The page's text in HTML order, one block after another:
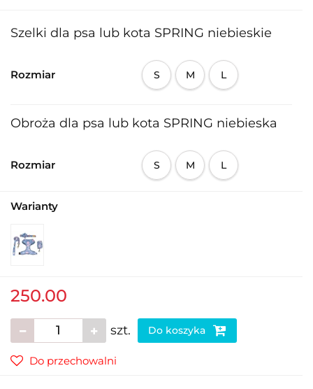
Szelki dla psa lub kota SPRING niebieskie
Rozmiar S M L
Obroża dla psa lub kota SPRING niebieska
Rozmiar S M L
Warianty
250.00
szt. Do koszyka
Do przechowalni